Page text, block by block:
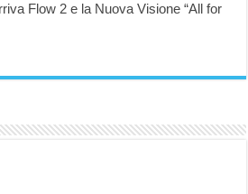
Flow 2 e la Nuova Visione “All for